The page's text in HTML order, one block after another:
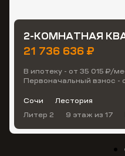
2-КОМНАТНАЯ
21 736 636 ₽
В ипотеку - от 35 015 ₽/
Первоначальный взнос -
Сочи
Лестория
Литер 2
9 этаж из 17